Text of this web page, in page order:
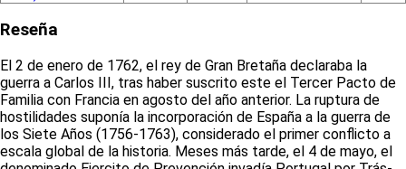
Reseña
El 2 de enero de 1762, el rey de Gran Bretaña declaraba la
guerra a Carlos III, tras haber suscrito este el Tercer Pacto de
Familia con Francia en agosto del año anterior. La ruptura de
hostilidades suponía la incorporación de España a la guerra de
los Siete Años (1756-1763), considerado el primer conflicto a
escala global de la historia. Meses más tarde, el 4 de mayo, el